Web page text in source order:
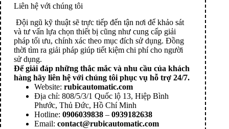
Liên hệ với chúng tôi
Đội ngũ kỹ thuật sẽ trực tiếp đến tận nơi để khảo sát
và tư vấn lựa chọn thiết bị cũng như cung cấp giải
pháp tối ưu, chính xác theo mục đích sử dụng. Đồng
thời tìm ra giải pháp giúp tiết kiệm chi phí cho người
sử dụng.
Để giải đáp những thắc mắc và nhu cầu của khách
hàng hãy liên hệ với chúng tôi phục vụ hỗ trợ 24/7.
Website: rubicautomatic.com
Địa chỉ: 808/5/3/1 Quốc lộ 13, Hiệp Bình
Phước, Thủ Đức, Hồ Chí Minh
Hotline: 0906039838 – 0939182638
Email: contact@rubicautomatic.com